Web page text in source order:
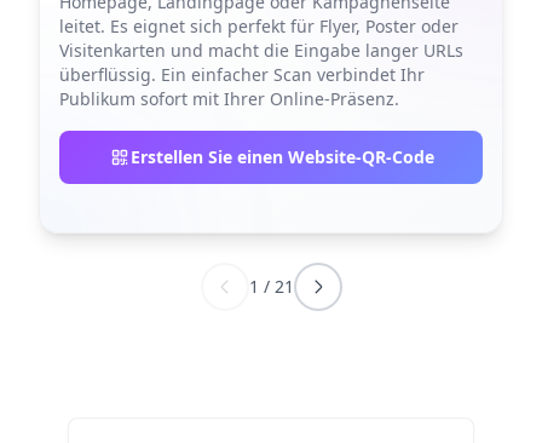
leitet. Es eignet sich perfekt für Flyer, Poster oder
Visitenkarten und macht die Eingabe langer URLs
überflüssig. Ein einfacher Scan verbindet Ihr
Publikum sofort mit Ihrer Online-Präsenz.
Erstellen Sie einen Website-QR-Code
1 / 21